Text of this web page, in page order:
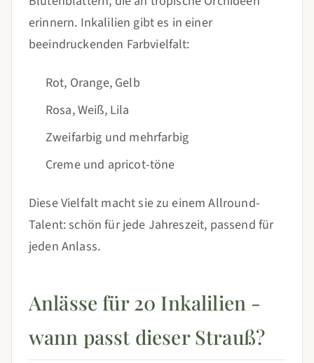
erinnern. Inkalilien gibt es in einer
beeindruckenden Farbvielfalt:
Rot, Orange, Gelb
Rosa, Weiß, Lila
Zweifarbig und mehrfarbig
Creme und apricot-töne
Diese Vielfalt macht sie zu einem Allround-
Talent: schön für jede Jahreszeit, passend für
jeden Anlass.
Anlässe für 20 Inkalilien -
wann passt dieser Strauß?